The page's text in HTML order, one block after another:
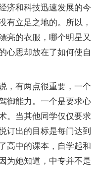
济和科技迅速发展的今
有立足之地的。所以，
亮的衣服，哪个明星又
心思却放在了如何使自
有两点很重要，一个
御能力。一个是要求心
。当其他同学仅仅要求
订出的目标是每门达到
高中的课本，自学起和
为她知道，中专并不是